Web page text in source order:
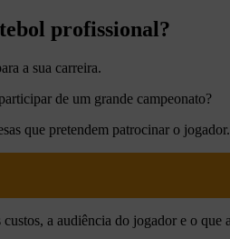
profissional?
a sua carreira.
de um grande campeonato?
que pretendem patrocinar o
a audiência do jogador e o que